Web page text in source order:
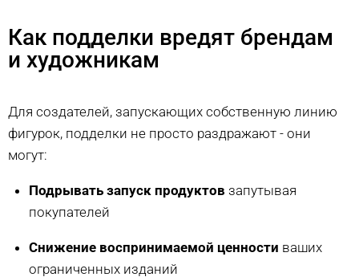
Как подделки вредят брендам
и художникам
Для создателей, запускающих собственную линию
фигурок, подделки не просто раздражают - они
могут:
Подрывать запуск продуктов запутывая
покупателей
Снижение воспринимаемой ценности ваших
ограниченных изданий